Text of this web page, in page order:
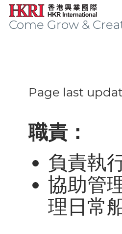
Come Grow &
Page last
職責：
負責執
協助管
理日常